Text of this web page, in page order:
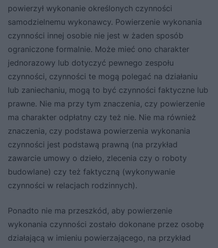
powierzył wykonanie określonych czynności
samodzielnemu wykonawcy. Powierzenie wykonania
czynności innej osobie nie jest w żaden sposób
ograniczone formalnie. Może mieć ono charakter
jednorazowy lub dotyczyć pewnego zespołu
czynności, czynności te mogą polegać na działaniu
lub zaniechaniu, mogą to być czynności faktyczne lub
prawne. Nie ma przy tym znaczenia, czy powierzenie
ma charakter odpłatny czy też nie. Nie ma również
znaczenia, czy podstawa powierzenia wykonania
czynności jest podstawą prawną (na przykład
zawarcie umowy o dzieło, zlecenia czy o roboty
budowlane) czy też faktyczną (wykonywanie
czynności w relacjach rodzinnych).
Ponadto nie ma przeszkód, aby powierzenie
wykonania czynności zostało dokonane przez osobę
działającą w imieniu powierzającego, na przykład